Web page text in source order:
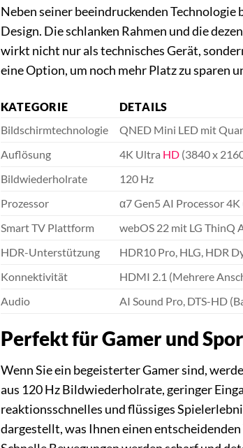
Neben seiner beeindruckenden
Design. Die schlanken Rahmen und die
wirkt nicht nur als technisches Gerät,
eine Option, um noch mehr Platz zu sparen
KATEGORIE
DETAILS
Bildschirmtechnologie
QNED Mini LED mit
Auflösung
4K Ultra HD(3840 x
Bildwiederholrate
120 Hz
Prozessor
α7 Gen5 AI Processor
Smart TV Plattform
webOS 22 mit LG ThinQ
HDR-Unterstützung
HDR10 Pro, HLG, HDR
Konnektivität
HDMI 2.1 (Mehrere
Audio
AI Sound Pro, DTS-HD
Perfekt für Gamer und
Wenn Sie ein begeisterter Gamer sind,
aus 120 Hz Bildwiederholrate, geringer
reaktionsschnelles und flüssiges
dargestellt, was Ihnen einen